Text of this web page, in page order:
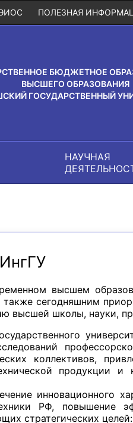
ПОЛЕЗНАЯ
БЮДЖЕТНОЕ
ВЫСШЕГО ОБРАЗОВАНИЯ
ГОСУДАРСТВЕННЫЙ
НАУЧНАЯ
высшем
сегодняшним
высшей школы, науки,
коллективов,
продукции и
инновационного
РФ, повышение
стратегических целей: